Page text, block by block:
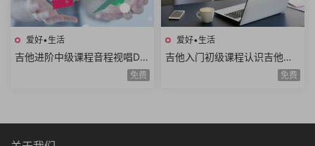
爱好•生活
吉他进阶中级课程音程视唱D调
和弦靠弦练习扫弦基础强五和
免费
爱好•生活
吉他入门初级课程认识吉他调
音调弦E调音阶弹唱练习基础乐
免费